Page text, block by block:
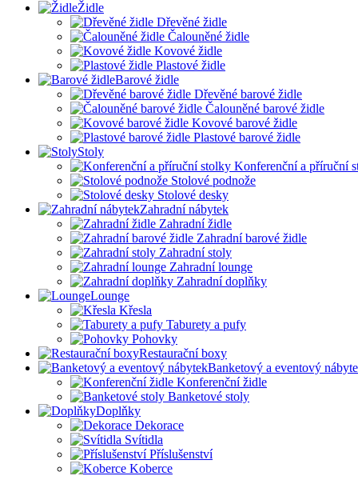
Židle
Dřevěné židle
Čalouněné židle
Kovové židle
Plastové židle
Barové židle
Dřevěné barové židle
Čalouněné barové židle
Kovové barové židle
Plastové barové židle
Stoly
Konferenční a příruční
Stolové podnože
Stolové desky
Zahradní nábytek
Zahradní židle
Zahradní barové židle
Zahradní stoly
Zahradní lounge
Zahradní doplňky
Lounge
Křesla
Taburety a pufy
Pohovky
Restaurační boxy
Banketový a eventový
Konferenční židle
Banketové stoly
Doplňky
Dekorace
Svítidla
Příslušenství
Koberce